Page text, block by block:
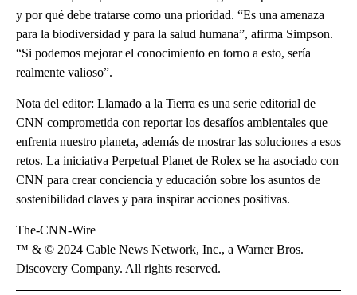
y por qué debe tratarse como una prioridad. “Es una amenaza
para la biodiversidad y para la salud humana”, afirma Simpson.
“Si podemos mejorar el conocimiento en torno a esto, sería
realmente valioso”.
Nota del editor: Llamado a la Tierra es una serie editorial de
CNN comprometida con reportar los desafíos ambientales que
enfrenta nuestro planeta, además de mostrar las soluciones a esos
retos. La iniciativa Perpetual Planet de Rolex se ha asociado con
CNN para crear conciencia y educación sobre los asuntos de
sostenibilidad claves y para inspirar acciones positivas.
The-CNN-Wire
™ & © 2024 Cable News Network, Inc., a Warner Bros.
Discovery Company. All rights reserved.